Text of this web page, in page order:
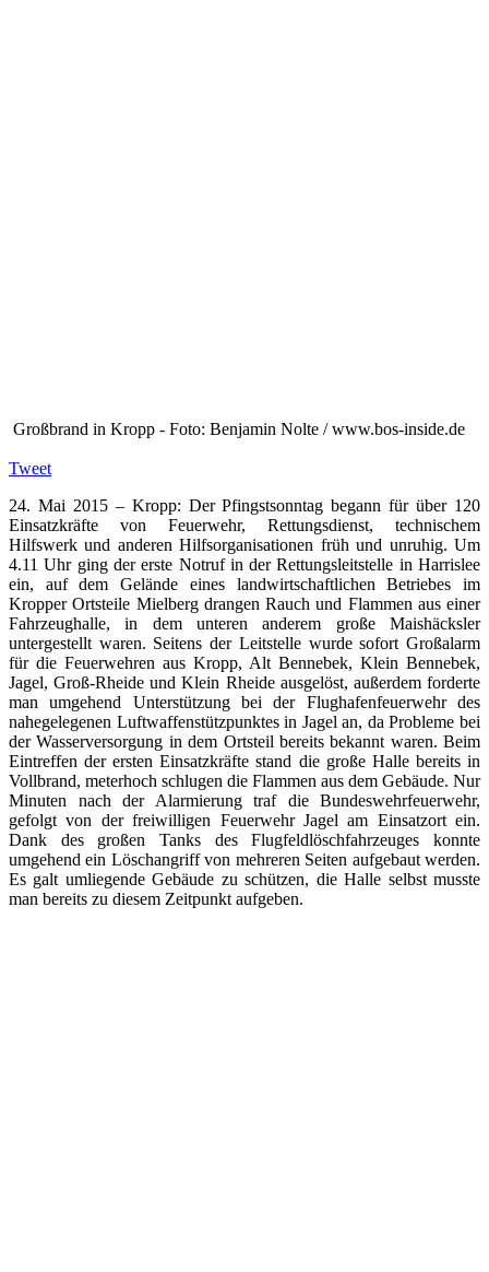
Großbrand in Kropp - Foto: Benjamin Nolte / www.bos-inside.de
Tweet
24. Mai 2015 – Kropp: Der Pfingstsonntag begann für über 120
Einsatzkräfte von Feuerwehr, Rettungsdienst, technischem
Hilfswerk und anderen Hilfsorganisationen früh und unruhig. Um
4.11 Uhr ging der erste Notruf in der Rettungsleitstelle in Harrislee
ein, auf dem Gelände eines landwirtschaftlichen Betriebes im
Kropper Ortsteile Mielberg drangen Rauch und Flammen aus einer
Fahrzeughalle, in dem unteren anderem große Maishäcksler
untergestellt waren. Seitens der Leitstelle wurde sofort Großalarm
für die Feuerwehren aus Kropp, Alt Bennebek, Klein Bennebek,
Jagel, Groß-Rheide und Klein Rheide ausgelöst, außerdem forderte
man umgehend Unterstützung bei der Flughafenfeuerwehr des
nahegelegenen Luftwaffenstützpunktes in Jagel an, da Probleme bei
der Wasserversorgung in dem Ortsteil bereits bekannt waren. Beim
Eintreffen der ersten Einsatzkräfte stand die große Halle bereits in
Vollbrand, meterhoch schlugen die Flammen aus dem Gebäude. Nur
Minuten nach der Alarmierung traf die Bundeswehrfeuerwehr,
gefolgt von der freiwilligen Feuerwehr Jagel am Einsatzort ein.
Dank des großen Tanks des Flugfeldlöschfahrzeuges konnte
umgehend ein Löschangriff von mehreren Seiten aufgebaut werden.
Es galt umliegende Gebäude zu schützen, die Halle selbst musste
man bereits zu diesem Zeitpunkt aufgeben.